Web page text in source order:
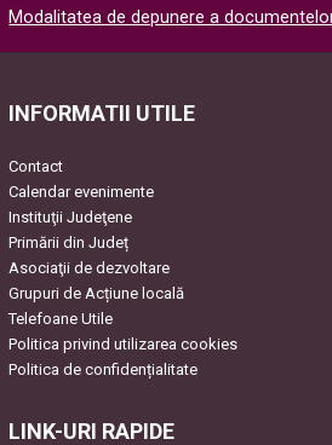
Please leave this field empty.
Modalitatea de depunere a
INFORMATII UTILE
Contact
Calendar evenimente
Instituţii Judeţene
Primării din Județ
Asociaţii de dezvoltare
Grupuri de Acțiune locală
Telefoane Utile
Politica privind utilizarea cookies
Politica de confidențialitate
LINK-URI RAPIDE